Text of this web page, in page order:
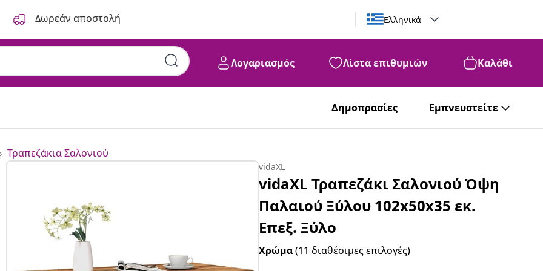
Δωρεάν αποστολή Ελληνικά
Λογαριασμός Λίστα επιθυμιών Καλάθι
Δημοπρασίες Εμπνευστείτε
Τραπεζάκια Σαλονιού
vidaXL
vidaXL Τραπεζάκι Σαλονιού Όψη
Παλαιού Ξύλου 102x50x35 εκ.
Επεξ. Ξύλο
Χρώμα(11 διαθέσιμες επιλογές)